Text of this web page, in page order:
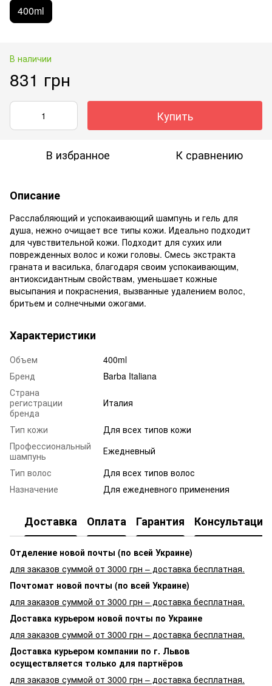
400ml
В наличии
831 грн
Купить
В избранное К сравнению
Описание
Расслабляющий и успокаивающий шампунь и гель для
душа, нежно очищает все типы кожи. Идеально подходит
для чувствительной кожи. Подходит для сухих или
поврежденных волос и кожи головы. Смесь экстракта
граната и василька, благодаря своим успокаивающим,
антиоксидантным свойствам, уменьшает кожные
высыпания и покраснения, вызванные удалением волос,
бритьем и солнечными ожогами.
Характеристики
Объем
400ml
Бренд
Barba Italiana
Страна
регистрации
бренда
Италия
Тип кожи
Для всех типов кожи
Профессиональный
шампунь
Ежедневный
Тип волос
Для всех типов волос
Назначение
Для ежедневного применения
Доставка Оплата Гарантия Консультация
Отделение новой почты (по всей Украине)
для заказов суммой от 3000 грн – доставка бесплатная.
Почтомат новой почты (по всей Украине)
для заказов суммой от 3000 грн – доставка бесплатная.
Доставка курьером новой почты по Украине
для заказов суммой от 3000 грн – доставка бесплатная.
Доставка курьером компании по г. Львов
осуществляется только для партнёров
для заказов суммой от 3000 грн – доставка бесплатная.